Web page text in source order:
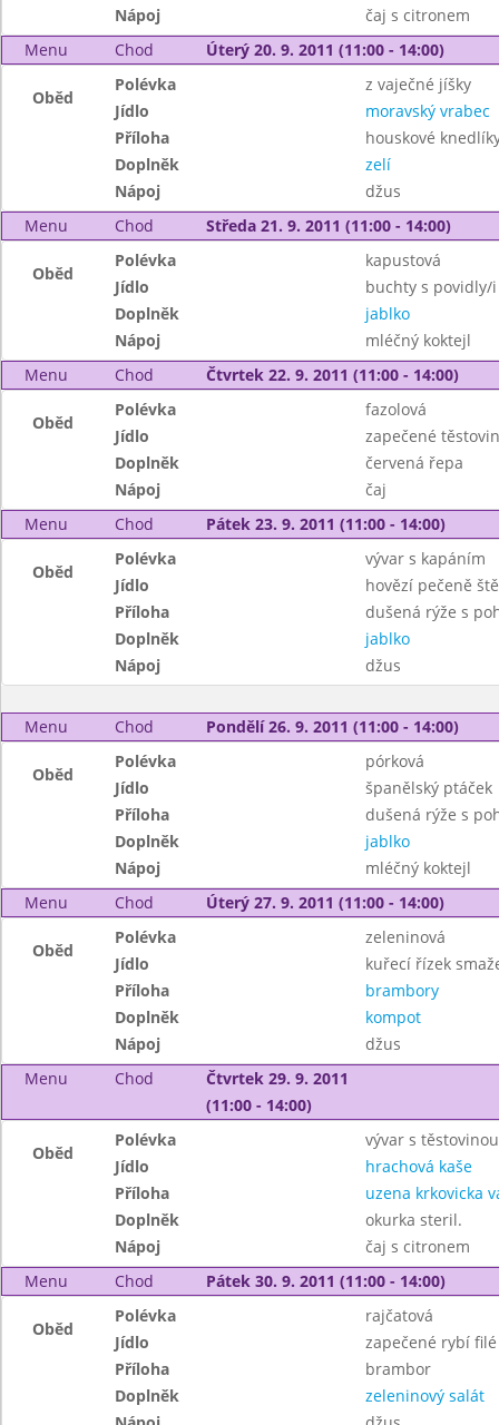
Nápoj
čaj s citronem
Menu
Chod Úterý 20. 9. 2011 (11:00 - 14:00)
Oběd
Polévka
z vaječné jíšky
Jídlo
moravský vrabec
Příloha
houskové
Doplněk
zelí
Nápoj
džus
Menu
Chod Středa 21. 9. 2011 (11:00 - 14:00)
Oběd
Polévka
kapustová
Jídlo
buchty s povidly/
Doplněk
jablko
Nápoj
mléčný koktejl
Menu
Chod Čtvrtek 22. 9. 2011 (11:00 - 14:00)
Oběd
Polévka
fazolová
Jídlo
zapečené
Doplněk
červená řepa
Nápoj
čaj
Menu
Chod Pátek 23. 9. 2011 (11:00 - 14:00)
Oběd
Polévka
vývar s kapáním
Jídlo
hovězí pečeně
Příloha
dušená rýže s
Doplněk
jablko
Nápoj
džus
Menu Chod Pondělí 26. 9. 2011 (11:00 - 14:00)
Oběd
Polévka
pórková
Jídlo
španělský ptáček
Příloha
dušená rýže s
Doplněk
jablko
Nápoj
mléčný koktejl
Menu
Chod Úterý 27. 9. 2011 (11:00 - 14:00)
Oběd
Polévka
zeleninová
Jídlo
kuřecí řízek
Příloha
brambory
Doplněk
kompot
Nápoj
džus
Menu
Chod
Čtvrtek 29. 9. 2011
(11:00 - 14:00)
Oběd
Polévka
vývar s těstovinou
Jídlo
hrachová kaše
Příloha
uzena krkovicka
Doplněk
okurka steril.
Nápoj
čaj s citronem
Menu
Chod Pátek 30. 9. 2011 (11:00 - 14:00)
Oběd
Polévka
rajčatová
Jídlo
zapečené rybí filé
Příloha
brambor
Doplněk
zeleninový salát